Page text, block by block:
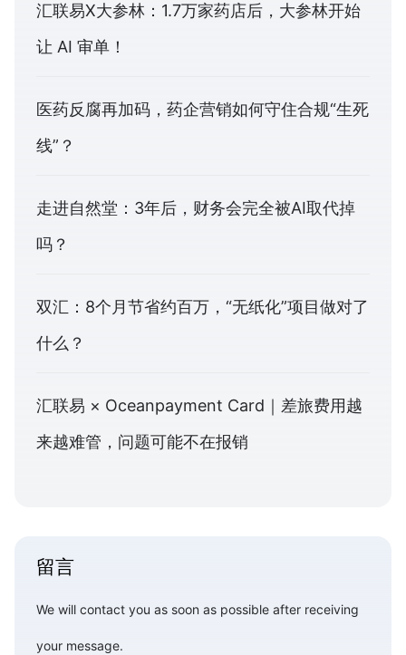
汇联易X大参林：1.7万家药店后，大参林开始
让 AI 审单！
医药反腐再加码，药企营销如何守住合规“生死
线”？
走进自然堂：3年后，财务会完全被AI取代掉
吗？
双汇：8个月节省约百万，“无纸化”项目做对了
什么？
汇联易 × Oceanpayment Card｜差旅费用越
来越难管，问题可能不在报销
留言
We will contact you as soon as possible after receiving
your message.